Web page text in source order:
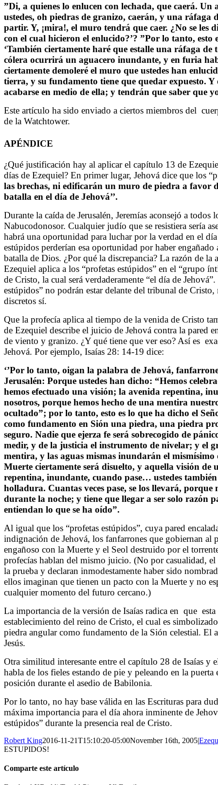
”Di, a quienes lo enlucen con lechada, que caerá.
ustedes, oh piedras de granizo, caerán, y una ráfaga
partir. Y, ¡mira!, el muro tendrá que caer. ¿No se les
con el cual hicieron el enlucido?’? ”Por lo tanto,
‘También ciertamente haré que estalle una ráfaga
cólera ocurrirá un aguacero inundante, y en furia
ciertamente demoleré el muro que ustedes han
tierra, y su fundamento tiene que quedar expuesto. Y
acabarse en medio de ella; y tendrán que saber que yo
Este artículo ha sido enviado a ciertos miembros del
de la Watchtower.
APÉNDICE
¿Qué justificación hay al aplicar el capítulo 13 de
días de Ezequiel? En primer lugar, Jehová dice que los
las brechas, ni edificarán un muro de piedra a favor
batalla en el día de Jehová’’.
Durante la caída de Jerusalén, Jeremías aconsejó a todos
Nabucodonosor. Cualquier judío que se resistiera sería
habrá una oportunidad para luchar por la verdad en el
estúpidos perderían esa oportunidad por haber
batalla de Dios. ¿Por qué la discrepancia? La razón de la
Ezequiel aplica a los “profetas estúpidos” en el “grupo
de Cristo, la cual será verdaderamente “el día de
estúpidos” no podrán estar delante del tribunal de
discretos sí.
Que la profecía aplica al tiempo de la venida de Cristo
de Ezequiel describe el juicio de Jehová contra la pared
de viento y granizo. ¿Y qué tiene que ver eso? Así es
Jehová. Por ejemplo, Isaías 28: 14-19 dice:
‘’Por lo tanto, oigan la palabra de Jehová,
Jerusalén: Porque ustedes han dicho: “Hemos
hemos efectuado una visión; la avenida repentina,
nosotros, porque hemos hecho de una mentira
ocultado”; por lo tanto, esto es lo que ha dicho el
como fundamento en Sión una piedra, una piedra
seguro. Nadie que ejerza fe será sobrecogido de
medir, y de la justicia el instrumento de nivelar; y el
mentira, y las aguas mismas inundarán el mismísimo
Muerte ciertamente será disuelto, y aquella visión de
repentina, inundante, cuando pase… ustedes
holladura. Cuantas veces pase, se los llevará,
durante la noche; y tiene que llegar a ser solo razón
entiendan lo que se ha oído”.
Al igual que los “profetas estúpidos”, cuya pared
indignación de Jehová, los fanfarrones que gobiernan al
engañoso con la Muerte y el Seol destruido por el
profecías hablan del mismo juicio. (No por casualidad, el
la prueba y declaran inmodestamente haber sido
ellos imaginan que tienen un pacto con la Muerte y no
cualquier momento del futuro cercano.)
La importancia de la versión de Isaías radica en que
establecimiento del reino de Cristo, el cual es
piedra angular como fundamento de la Sión celestial. El
Jesús.
Otra similitud interesante entre el capítulo 28 de Isaías y
habla de los fieles estando de pie y peleando en la
posición durante el asedio de Babilonia.
Por lo tanto, no hay base válida en las Escrituras para
máxima importancia para el día ahora inminente de
estúpidos” durante la presencia real de Cristo.
Robert King2016-11-21T15:10:20-05:00November 16th, 2005|
ESTUPIDOS!
Comparte este artículo